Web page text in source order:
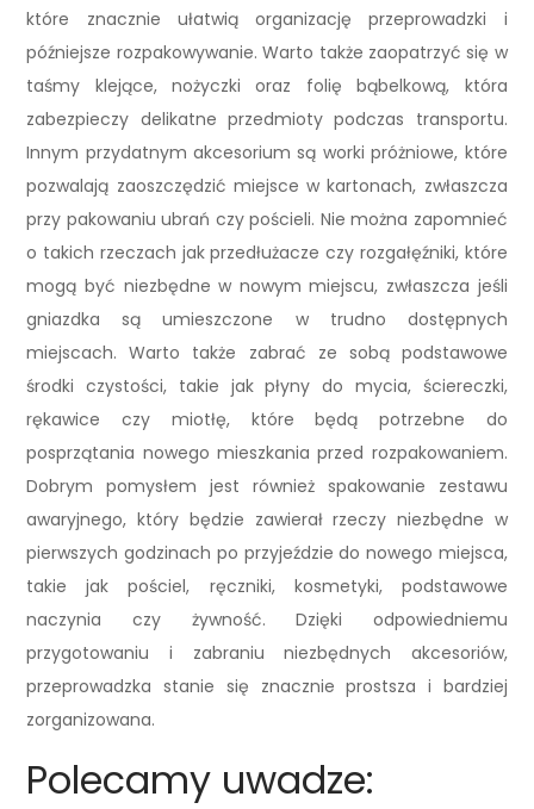
które znacznie ułatwią organizację przeprowadzki i
późniejsze rozpakowywanie. Warto także zaopatrzyć się w
taśmy klejące, nożyczki oraz folię bąbelkową, która
zabezpieczy delikatne przedmioty podczas transportu.
Innym przydatnym akcesorium są worki próżniowe, które
pozwalają zaoszczędzić miejsce w kartonach, zwłaszcza
przy pakowaniu ubrań czy pościeli. Nie można zapomnieć
o takich rzeczach jak przedłużacze czy rozgałęźniki, które
mogą być niezbędne w nowym miejscu, zwłaszcza jeśli
gniazdka są umieszczone w trudno dostępnych
miejscach. Warto także zabrać ze sobą podstawowe
środki czystości, takie jak płyny do mycia, ściereczki,
rękawice czy miotłę, które będą potrzebne do
posprzątania nowego mieszkania przed rozpakowaniem.
Dobrym pomysłem jest również spakowanie zestawu
awaryjnego, który będzie zawierał rzeczy niezbędne w
pierwszych godzinach po przyjeździe do nowego miejsca,
takie jak pościel, ręczniki, kosmetyki, podstawowe
naczynia czy żywność. Dzięki odpowiedniemu
przygotowaniu i zabraniu niezbędnych akcesoriów,
przeprowadzka stanie się znacznie prostsza i bardziej
zorganizowana.
Polecamy uwadze: